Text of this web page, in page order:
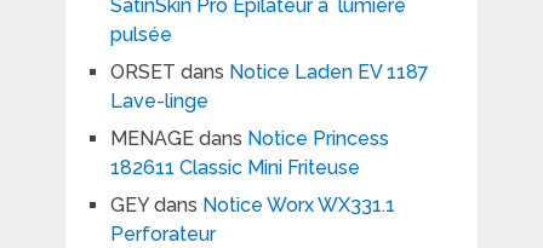
SatinSkin Pro Epilateur à lumière
pulsée
ORSET dans Notice Laden EV 1187
Lave-linge
MENAGEdans Notice Princess
182611 Classic Mini Friteuse
GEYdans Notice Worx WX331.1
Perforateur